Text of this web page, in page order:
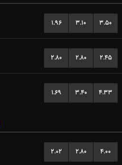
۱.۹۶ ۳.۱۰ ۳.۵۰
۲.۸۰ ۲.۸۰ ۲.۴۵
۱.۶۹ ۳.۴۰ ۴.۳۳
۲.۰۲ ۲.۸۰ ۴.۰۰